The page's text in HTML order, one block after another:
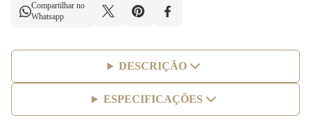
Compartilhar no
Whatsapp
DESCRIÇÃO
ESPECIFICAÇÕES